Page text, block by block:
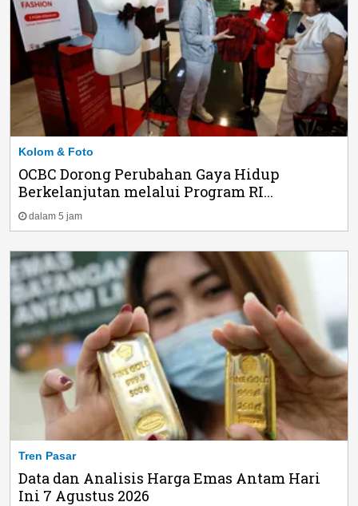
Kolom & Foto
OCBC Dorong Perubahan Gaya Hidup
Berkelanjutan melalui Program RI...
dalam 5 jam
Tren Pasar
Data dan Analisis Harga Emas Antam Hari
Ini 7 Agustus 2026